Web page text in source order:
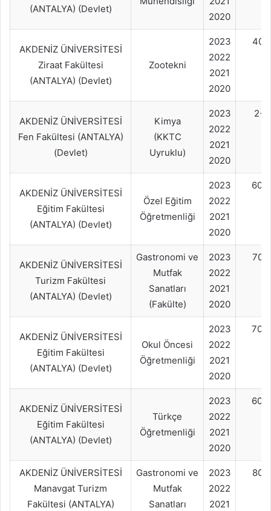
(ANTALYA) (Devlet)
2020
AKDENİZ ÜNİVERSİTESİ
Ziraat Fakültesi
(ANTALYA) (Devlet)
Zootekni
2023
2022
2021
2020
AKDENİZ ÜNİVERSİTESİ
Fen Fakültesi (ANTALYA)
(Devlet)
Kimya
(KKTC
Uyruklu)
2023
2022
2021
2020
AKDENİZ ÜNİVERSİTESİ
Eğitim Fakültesi
(ANTALYA) (Devlet)
Özel Eğitim
Öğretmenliği
2023
2022
2021
2020
AKDENİZ ÜNİVERSİTESİ
Turizm Fakültesi
(ANTALYA) (Devlet)
Gastronomi ve
Mutfak
Sanatları
(Fakülte)
2023
2022
2021
2020
AKDENİZ ÜNİVERSİTESİ
Eğitim Fakültesi
(ANTALYA) (Devlet)
Okul Öncesi
Öğretmenliği
2023
2022
2021
2020
AKDENİZ ÜNİVERSİTESİ
Eğitim Fakültesi
(ANTALYA) (Devlet)
Türkçe
Öğretmenliği
2023
2022
2021
2020
AKDENİZ ÜNİVERSİTESİ
Manavgat Turizm
Fakültesi (ANTALYA)
Gastronomi ve
Mutfak
Sanatları
2023
2022
2021